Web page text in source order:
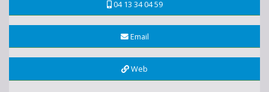
04 13 34 04 59
Email
Web